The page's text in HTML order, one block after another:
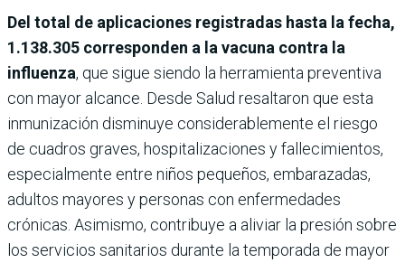
Del total de aplicaciones registradas hasta la fecha,
1.138.305 corresponden a la vacuna contra la
influenza, que sigue siendo la herramienta preventiva
con mayor alcance. Desde Salud resaltaron que esta
inmunización disminuye considerablemente el riesgo
de cuadros graves, hospitalizaciones y fallecimientos,
especialmente entre niños pequeños, embarazadas,
adultos mayores y personas con enfermedades
crónicas. Asimismo, contribuye a aliviar la presión sobre
los servicios sanitarios durante la temporada de mayor